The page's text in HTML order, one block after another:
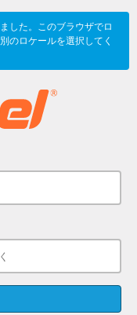
した。このブラウザでロ
のロケールを選択してく